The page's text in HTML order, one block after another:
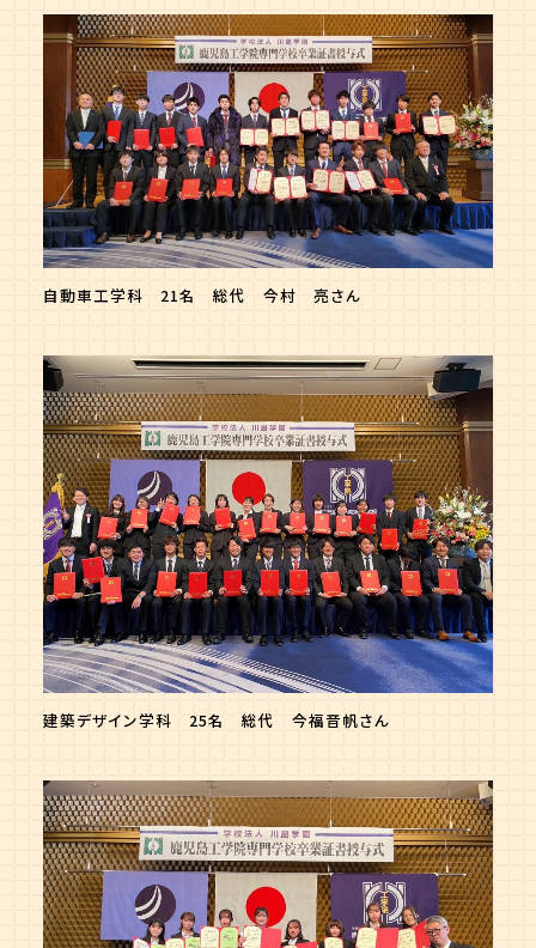
自動車工学科 21名 総代 今村 亮さん
建築デザイン学科 25名 総代 今福音帆さん